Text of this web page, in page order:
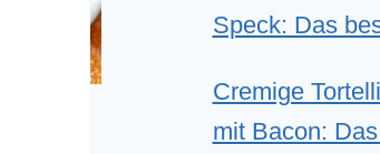
Speck: Das
Cremige
mit Bacon: